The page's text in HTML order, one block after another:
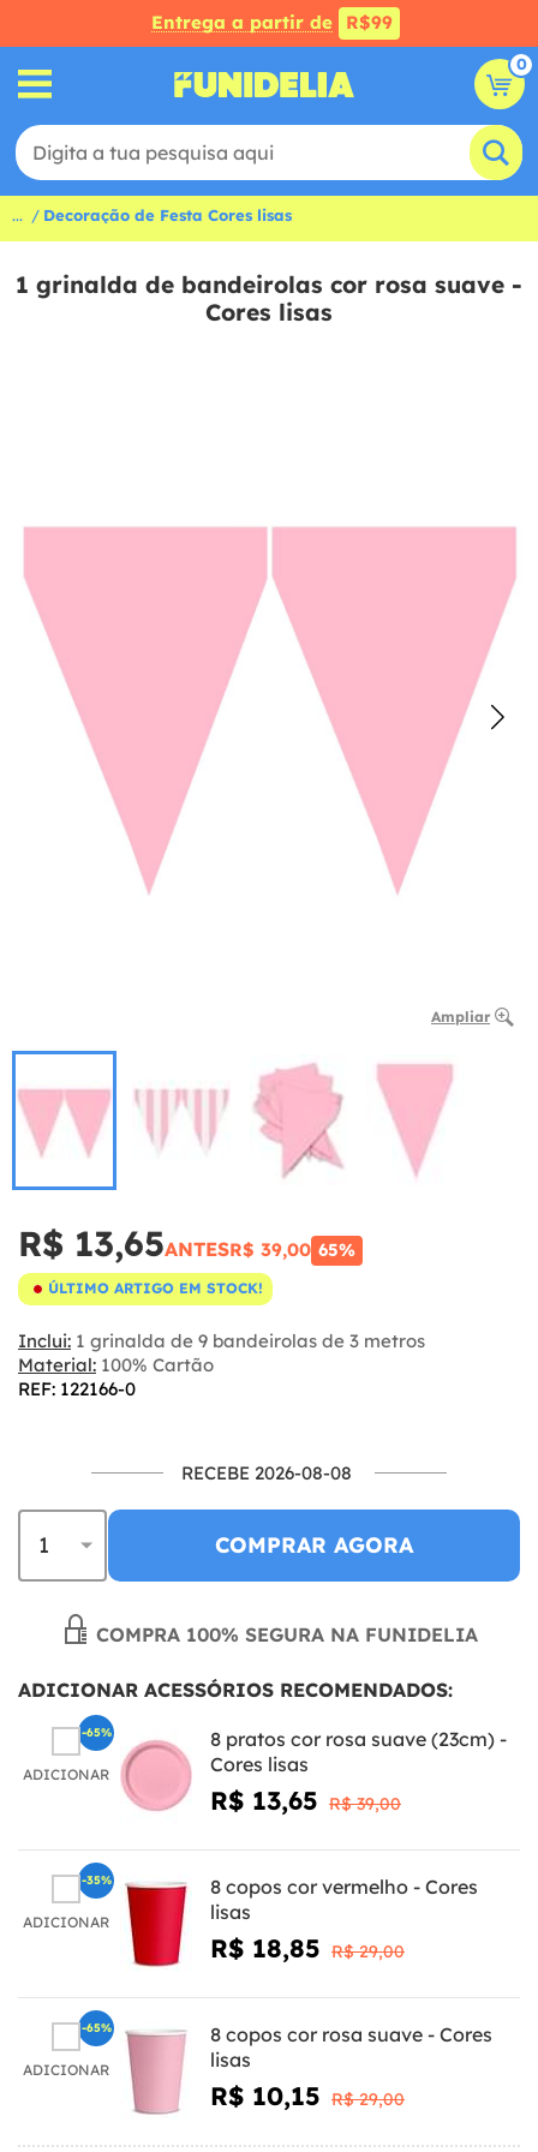
Entrega a partir de R$99
0
... Decoração de Festa Cores lisas
1 grinalda de bandeirolas cor rosa suave -
Cores lisas
Ampliar
R$ 13,65ANTESR$ 39,00 65%
ÚLTIMO ARTIGO EM STOCK!
Inclui: 1 grinalda de 9 bandeirolas de 3 metros
Material: 100% Cartão
REF: 122166-0
RECEBE 2026-08-08
COMPRAR AGORA
COMPRA 100% SEGURA NA FUNIDELIA
ADICIONAR ACESSÓRIOS RECOMENDADOS:
ADICIONAR
8 pratos cor rosa suave (23cm) -
Cores lisas
R$ 13,65 R$ 39,00
-65%
ADICIONAR
8 copos cor vermelho - Cores
lisas
R$ 18,85 R$ 29,00
-35%
ADICIONAR
8 copos cor rosa suave - Cores
lisas
R$ 10,15 R$ 29,00
-65%